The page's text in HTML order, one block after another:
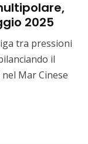
2025
tra pressioni
il
Mar Cinese